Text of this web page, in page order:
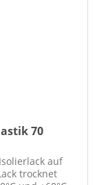
70
auf
trocknet